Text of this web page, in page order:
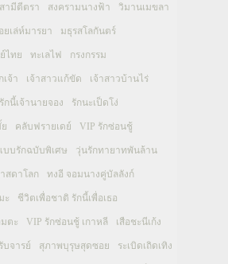
สามีตีตรา สงครามนางฟ้า วิมานเมขลา
ยเล่ห์มารยา มธุรสโลกันตร์
ไทย ทะเลไฟ กรงกรรม
จ้า เจ้าสาวแก้ขัด เจ้าสาวบ้านไร่
รักนี้เจ้านายจอง รักนะเป็ดโง่
คลับฟรายเดย์ VIP รักซ่อนชู้
บบรักฉบับพิเศษ วุ่นรักทายาทพันล้าน
สดาโลก ทงอี จอมนางคู่บัลลังก์
ะ ชีวิตเพื่อชาติ รักนี้เพื่อเธอ
ตะ VIP รักซ่อนชู้ เกาหลี เสือชะนีเก้ง
บจารย์ สุภาพบุรุษสุดซอย ระเบิดเถิดเทิง